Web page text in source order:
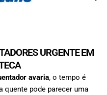
URGENTE EM
avaria, o tempo é
quente pode parecer uma